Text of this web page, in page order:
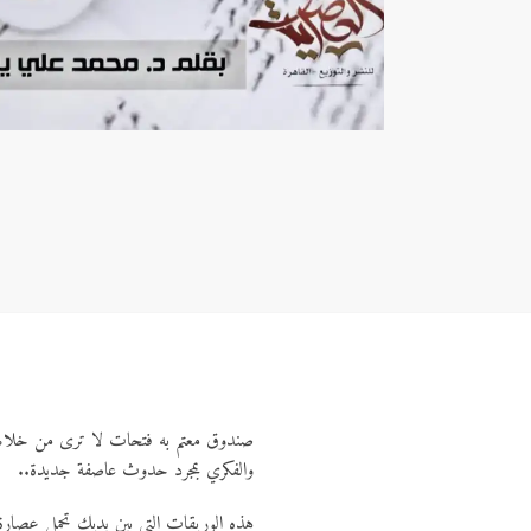
صندوق معتم به فتحات لا ترى من
والفكري بمجرد حدوث عاصفة جديدة..
هذه الوريقات التي بين يديك تحمل